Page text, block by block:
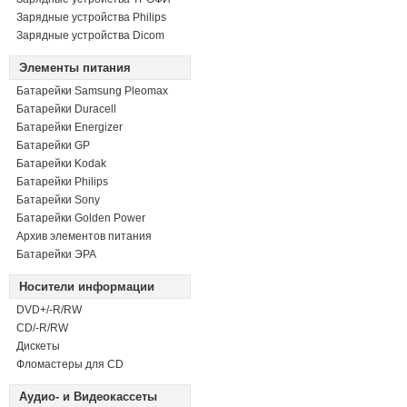
Зарядные устройства Philips
Зарядные устройства Dicom
Элементы питания
Батарейки Samsung Pleomax
Батарейки Duracell
Батарейки Energizer
Батарейки GP
Батарейки Kodak
Батарейки Philips
Батарейки Sony
Батарейки Golden Power
Архив элементов питания
Батарейки ЭРА
Носители информации
DVD+/-R/RW
СD/-R/RW
Дискеты
Фломастеры для CD
Аудио- и Видеокассеты